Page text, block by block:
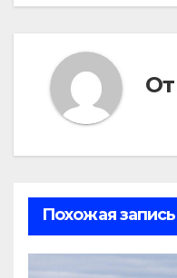
От
Похожая запись